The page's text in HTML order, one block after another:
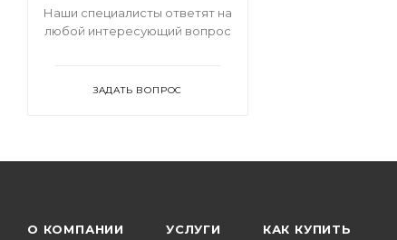
Наши специалисты ответят на
любой интересующий вопрос
ЗАДАТЬ ВОПРОС
О КОМПАНИИ УСЛУГИ КАК КУПИТЬ